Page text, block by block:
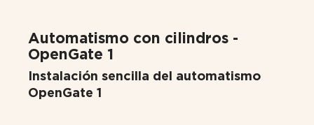
Automatismo con cilindros -
OpenGate 1
Instalación sencilla del automatismo
OpenGate 1